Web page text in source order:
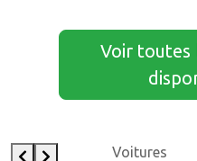
Voir toutes
Voitures